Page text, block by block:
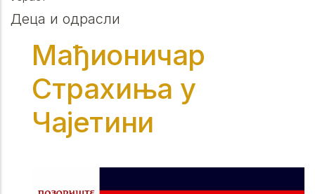
Деца и одрасли
Maђионичар
Страхиња у
Чајетини